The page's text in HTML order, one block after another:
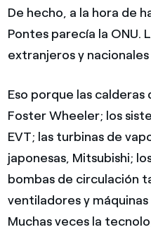
De hecho, a la hora de
Pontes parecía la
extranjeros y
Eso porque las
Foster Wheeler; los
EVT; las turbinas de
japonesas, Mitsubishi;
bombas de circulación
ventiladores y
Muchas veces la